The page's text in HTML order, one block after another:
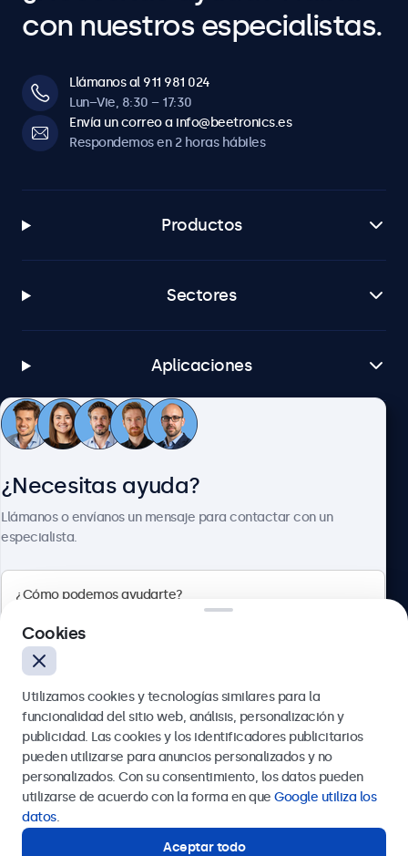
con nuestros especialistas.
Llámanos al 911 981 024
Lun–Vie, 8:30 – 17:30
Envía un correo a info@beetronics.es
Respondemos en 2 horas hábiles
Productos
Sectores
Aplicaciones
Atención al cliente
4.8/5 la valoración de 5000+ empresas
Español
¿Necesitas ayuda?
Llámanos o envíanos un mensaje para contactar con un
especialista.
Enviar
Cookies
Utilizamos cookies y tecnologías similares para la
funcionalidad del sitio web, análisis, personalización y
publicidad. Las cookies y los identificadores publicitarios
pueden utilizarse para anuncios personalizados y no
personalizados. Con su consentimiento, los datos pueden
utilizarse de acuerdo con la forma en que Google utiliza los
datos.
Aceptar todo